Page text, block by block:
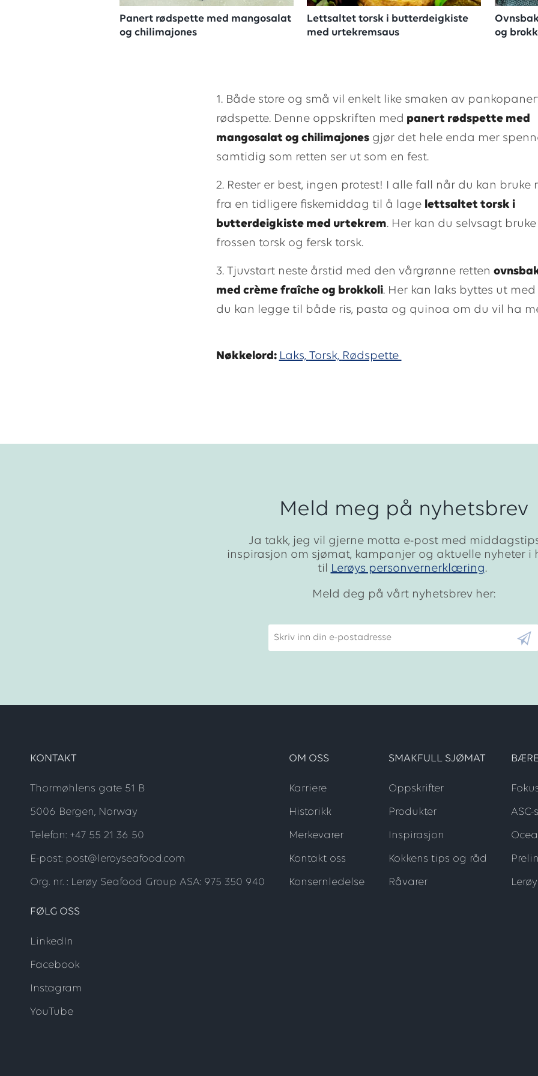
Panert rødspette med mangosalat
og chilimajones
Lettsaltet torsk i butterdeigkiste
med urtekremsaus
og
1. Både store og små vil enkelt like smaken av
rødspette. Denne oppskriften med panert rødspette med
mangosalat og chilimajonesgjør det hele enda mer
samtidig som retten ser ut som en fest.
2. Rester er best, ingen protest! I alle fall når du kan bruke
fra en tidligere fiskemiddag til å lage lettsaltet torsk i
butterdeigkiste med urtekrem. Her kan du selvsagt
frossen torsk og fersk torsk.
3. Tjuvstart neste årstid med den vårgrønne retten
med crème fraîche og brokkoli. Her kan laks byttes ut med
du kan legge til både ris, pasta og quinoa om du vil ha
Nøkkelord: Laks, Torsk, Rødspette
Meld meg på nyhetsbrev
Ja takk, jeg vil gjerne motta e-post med
inspirasjon om sjømat, kampanjer og aktuelle nyheter i
til Lerøys personvernerklæring.
Meld deg på vårt nyhetsbrev her:
KONTAKT
Thormøhlens gate 51 B
5006 Bergen, Norway
Telefon: +47 55 21 36 50
E-post: post@leroyseafood.com
Org. nr. : Lerøy Seafood Group ASA: 975 350 940
OM OSS
Karriere
Historikk
Merkevarer
Kontakt oss
Konsernledelse
SMAKFULL SJØMAT
Oppskrifter
Produkter
Inspirasjon
Kokkens tips og råd
Råvarer
FØLG OSS
LinkedIn
Facebook
Instagram
YouTube